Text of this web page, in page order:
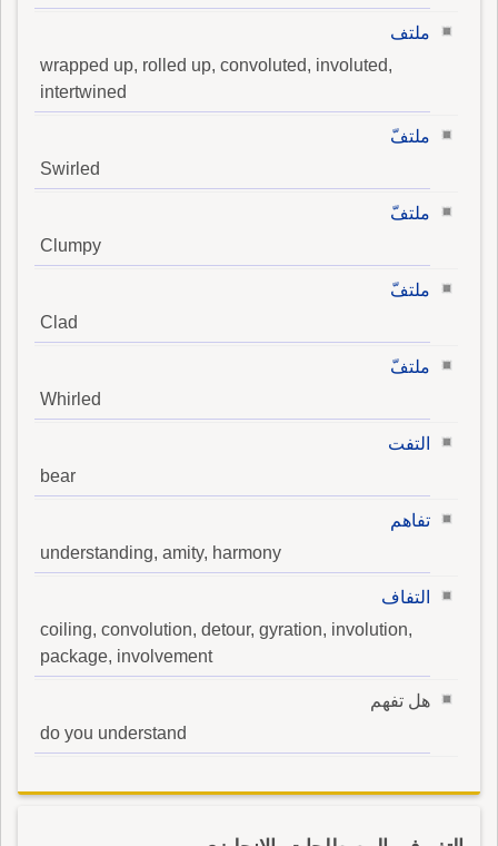
ملتف
wrapped up, rolled up, convoluted, involuted,
intertwined
ملتفّ
Swirled
ملتفّ
Clumpy
ملتفّ
Clad
ملتفّ
Whirled
التفت
bear
تفاهم
understanding, amity, harmony
التفاف
coiling, convolution, detour, gyration, involution,
package, involvement
هل تفهم
do you understand